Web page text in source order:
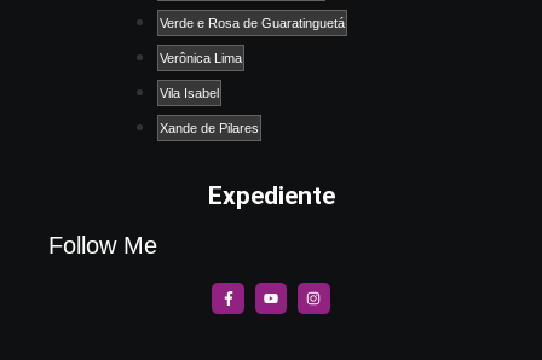
Verde e Rosa de Guaratinguetá
Verônica Lima
Vila Isabel
Xande de Pilares
Expediente
Follow Me